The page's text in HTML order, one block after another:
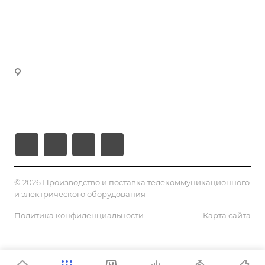
© 2026 Производство и поставка телекоммуникационного
и электрического оборудования
Политика конфиденциальности Карта сайта